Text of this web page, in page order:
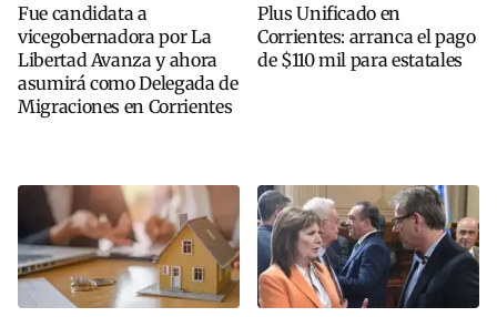
Fue candidata a
vicegobernadora por La
Libertad Avanza y ahora
asumirá como Delegada de
Migraciones en Corrientes
Plus Unificado en
Corrientes: arranca el pago
de $110 mil para estatales